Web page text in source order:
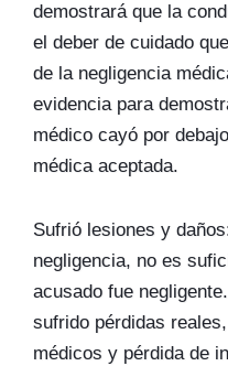
demostrará que la
el deber de cuidado
de la negligencia
evidencia para
médico cayó por
médica aceptada.
Sufrió lesiones y
negligencia, no es
acusado fue
sufrido pérdidas
médicos y pérdida de